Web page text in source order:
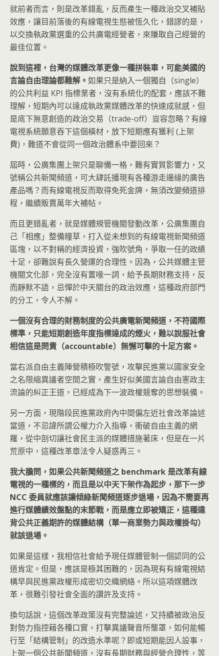
就前者而言，則是改革錯亂，反而產生一種政治交叉補貼
效應，讓目前落後的有線電視生態被恆久化，錯謬的是，
以交換執政黨選重的公共廣電經營者，來賺取自己經營的
最佳位置。
說到這裡，台灣的媒體改革更像一種拼裝車，可能美國的
言論自由理論都難解。 如果只是納入一個獨自（single）
的公共利益 KPI 指標業者，沒有系統化的配套，應該不難
理解，短期內可以達成執政黨媒體改革的快速成就感，但
是底下無意創造的政治交易（trade-off）豈容忽略？有線
電視系統願意吞下這個橫材，放下短期應有獲利 (上架
費)，難道不會從同一個政治體系中要回來？
屆時，公廣集團上架只是聊備一格，難有實質影響力，又
號稱公共新聞頻道，可大肆託播現有各種游走邊緣的廣告
產品嗎？而有線電視反而取得免死金牌，無須改變頻道排
程，繼續販賣萬年大補帖。
而且更錯亂者，就是媒體規管機關發動改革，公廣集團自
己「相應」整備糧草，打入從未想到的有線電視新聞頻道
區塊，以不對稱的經濟投資，強吹號角，爭取一任的政績
十足，卻難說有長久營運的合理性。因為，公共媒體主管
機關文化部，完全沒有置喙一詞，給予長期財務支持，反
而靜默不語，忌憚於中天關台的政治效應，這種政府部門
的分工，令人不解。
一個沒有合理的財務制度的公共廣電新聞頻道，不符國際
標準，只能短期創造年度指標達成的煙火，難以說服社會
相信這是問責（accountable）無懈可擊的十足方案。
當右派自由主義陣營積極吹警號，攻擊民進黨以國家安全
之名限縮異議者空間之實，產生好似美國言論自由憲政主
流論的糾正王道，已經成為下一波政權競奪的思想裝備。
另一方面，現階段民進黨政府內中間偏左近社會改革論述
當道，不忌諱所謂公權力介入指導，衝破自由主義的網
羅，從中剖切讓社會民主派的媒體措施著床，但是在一片
荒原中，這種改革章法令人疑惑再三。
我大膽問，如果公共新聞頻道之 benchmark 是改革有線
電視的一種標的，而且是以中天下架作為起步，那下一步
NCC 委員就應該讓傾綠新聞頻道逐步退場，因為不需要再
進行媒體績效盤點的末節戰，而是應立即被矯正，這種違
背公共正義期許的媒體結構（單一商業勢力與政權掛勾）
就該退場。
如果是這樣，我相信社會給予現任媒體管制一個認同的公
道肯定。但是，應該是極其困難的，因為現有有線電視結
構早與民進黨政權形成密切交織網絡。所以這項媒體改
革，很難引發社會全面的讚許及支持。
換句話說，這個改革政策沒有完整論述，又持續被政治反
對勢力指控藉各種口實，打擊異議聲音所壟罩，如何能暢
行至「結構管制」的改造水準呢？即或短期能因人設事，
上架一個公共新聞頻道，沒有長期財務與經營合理性，等